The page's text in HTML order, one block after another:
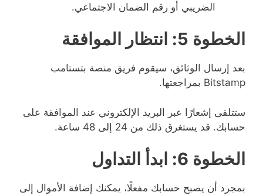
الضريبي أو رقم الضمان الاجتماعي.
الخطوة 5: انتظار الموافقة
بعد إرسال الوثائق، سيقوم فريق منصة بتستامب
Bitstamp بمراجعتها.
ستتلقى إشعارًا عبر البريد الإلكتروني عند الموافقة على
حسابك. قد يستغرق ذلك من 24 إلى 48 ساعة.
الخطوة 6: ابدأ التداول
بمجرد أن يصبح حسابك مفعلًا، يمكنك إضافة الأموال إلى